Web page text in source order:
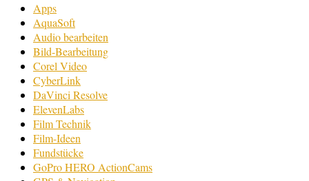
Apps
AquaSoft
Audio bearbeiten
Bild-Bearbeitung
Corel Video
CyberLink
DaVinci Resolve
ElevenLabs
Film Technik
Film-Ideen
Fundstücke
GoPro HERO ActionCams